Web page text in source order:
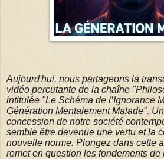
Aujourd'hui, nous partageons la
vidéo percutante de la chaîne
intitulée "Le Schéma de l’Ignorance
Génération Mentalement Malade".
concession de notre société
semble être devenue une vertu et la
nouvelle norme. Plongez dans cette
remet en question les fondements de